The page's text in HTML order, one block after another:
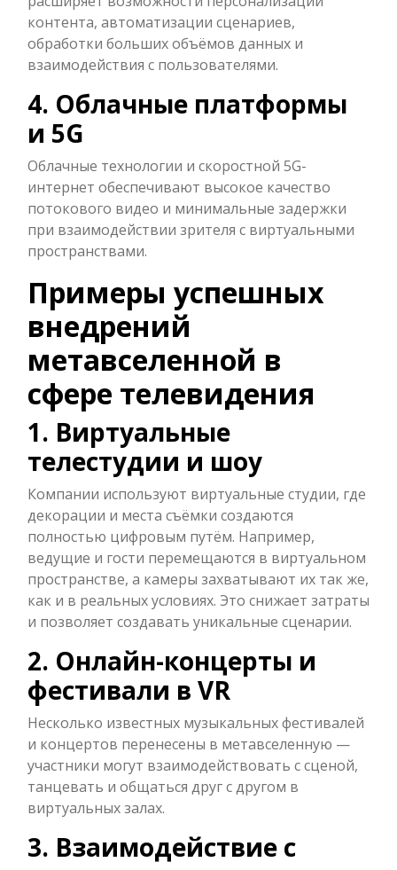
контента, автоматизации сценариев,
обработки больших объёмов данных и
взаимодействия с пользователями.
4. Облачные платформы
и 5G
Облачные технологии и скоростной 5G-
интернет обеспечивают высокое качество
потокового видео и минимальные задержки
при взаимодействии зрителя с виртуальными
пространствами.
Примеры успешных
внедрений
метавселенной в
сфере телевидения
1. Виртуальные
телестудии и шоу
Компании используют виртуальные студии, где
декорации и места съёмки создаются
полностью цифровым путём. Например,
ведущие и гости перемещаются в виртуальном
пространстве, а камеры захватывают их так же,
как и в реальных условиях. Это снижает затраты
и позволяет создавать уникальные сценарии.
2. Онлайн-концерты и
фестивали в VR
Несколько известных музыкальных фестивалей
и концертов перенесены в метавселенную —
участники могут взаимодействовать с сценой,
танцевать и общаться друг с другом в
виртуальных залах.
3. Взаимодействие с